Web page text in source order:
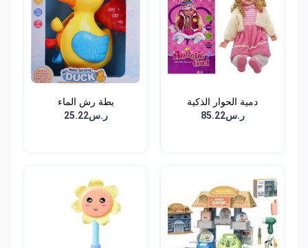
دمية الحوار الذكية
ر.س85.22
بطة رش الماء
ر.س25.22